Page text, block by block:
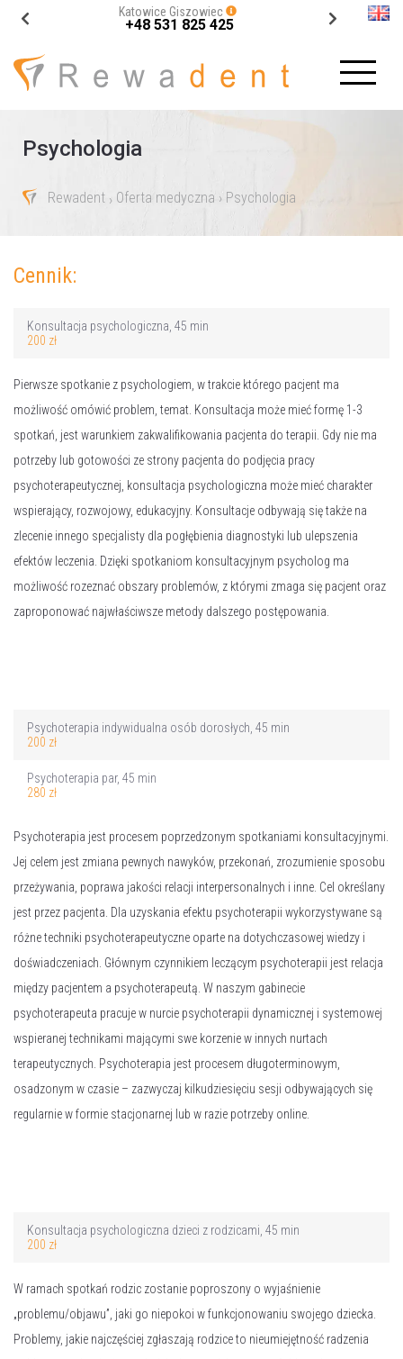
Katowice Giszowiec
+48 531 825 425
Psychologia
Rewadent › Oferta medyczna › Psychologia
Cennik:
Konsultacja psychologiczna, 45 min
200 zł
Pierwsze spotkanie z psychologiem, w trakcie którego pacjent ma
możliwość omówić problem, temat. Konsultacja może mieć formę 1-3
spotkań, jest warunkiem zakwalifikowania pacjenta do terapii. Gdy nie ma
potrzeby lub gotowości ze strony pacjenta do podjęcia pracy
psychoterapeutycznej, konsultacja psychologiczna może mieć charakter
wspierający, rozwojowy, edukacyjny. Konsultacje odbywają się także na
zlecenie innego specjalisty dla pogłębienia diagnostyki lub ulepszenia
efektów leczenia. Dzięki spotkaniom konsultacyjnym psycholog ma
możliwość rozeznać obszary problemów, z którymi zmaga się pacjent oraz
zaproponować najwłaściwsze metody dalszego postępowania.
Psychoterapia indywidualna osób dorosłych, 45 min
200 zł
Psychoterapia par, 45 min
280 zł
Psychoterapia jest procesem poprzedzonym spotkaniami konsultacyjnymi.
Jej celem jest zmiana pewnych nawyków, przekonań, zrozumienie sposobu
przeżywania, poprawa jakości relacji interpersonalnych i inne. Cel określany
jest przez pacjenta. Dla uzyskania efektu psychoterapii wykorzystywane są
różne techniki psychoterapeutyczne oparte na dotychczasowej wiedzy i
doświadczeniach. Głównym czynnikiem leczącym psychoterapii jest relacja
między pacjentem a psychoterapeutą. W naszym gabinecie
psychoterapeuta pracuje w nurcie psychoterapii dynamicznej i systemowej
wspieranej technikami mającymi swe korzenie w innych nurtach
terapeutycznych. Psychoterapia jest procesem długoterminowym,
osadzonym w czasie – zazwyczaj kilkudziesięciu sesji odbywających się
regularnie w formie stacjonarnej lub w razie potrzeby online.
Konsultacja psychologiczna dzieci z rodzicami, 45 min
200 zł
W ramach spotkań rodzic zostanie poproszony o wyjaśnienie
„problemu/objawu”, jaki go niepokoi w funkcjonowaniu swojego dziecka.
Problemy, jakie najczęściej zgłaszają rodzice to nieumiejętność radzenia